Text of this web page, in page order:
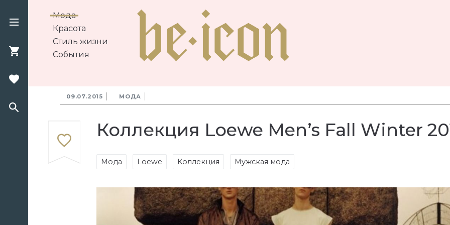
Мода
Красота
Стиль жизни
События
09.07.2015 МОДА
Коллекция Loewe Men’s Fall Winter
Мода Loewe Коллекция Мужская мода